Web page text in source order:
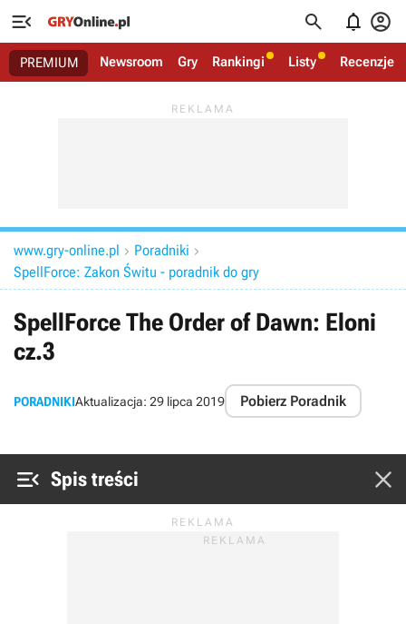
   
PREMIUM Newsroom Gry Rankingi Listy Recenzje
www.gry-online.pl  Poradniki 
SpellForce: Zakon Świtu - poradnik do gry
SpellForce The Order of Dawn: Eloni
cz.3
PORADNIKIAktualizacja: 29 lipca 2019 Pobierz Poradnik
 Spis treści 